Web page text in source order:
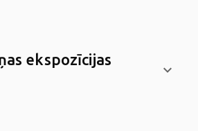
ekspozīcijas
keyboard_arrow_down